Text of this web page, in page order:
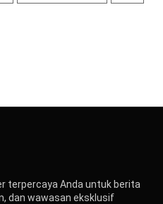
terpercaya Anda untuk berita
dan wawasan eksklusif